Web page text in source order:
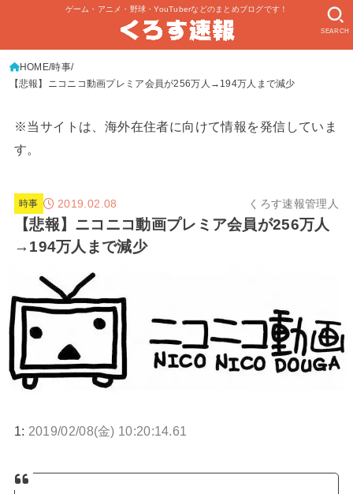
ゲーム・アニメ・野球・YouTuberなどのまとめブログです！
SEARCH
HOME 時事
【悲報】ニコニコ動画プレミア会員が256万人→194万人まで減少
※当サイトは、海外在住者に向けて情報を発信していま
す。
時事 2019.02.08 くろす速報管理人
【悲報】ニコニコ動画プレミア会員が256万人
→194万人まで減少
1: 2019/02/08(金) 10:20:14.61